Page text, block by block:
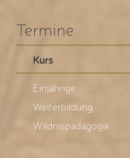
Termine
Kurs
Einjährige
Weiterbildung
Wildnispädagogik